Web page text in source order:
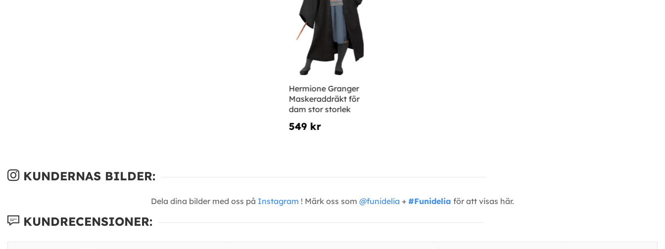
Hermione Granger
Maskeraddräkt för
dam stor storlek
549 kr
KUNDERNAS BILDER:
Dela dina bilder med oss på Instagram ! Märk oss som @funidelia + #Funidelia för att visas här.
KUNDRECENSIONER: